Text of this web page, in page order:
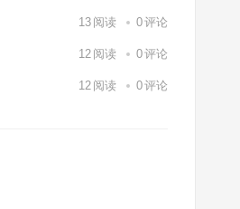
13 阅读 0评论
12 阅读 0评论
12 阅读 0评论